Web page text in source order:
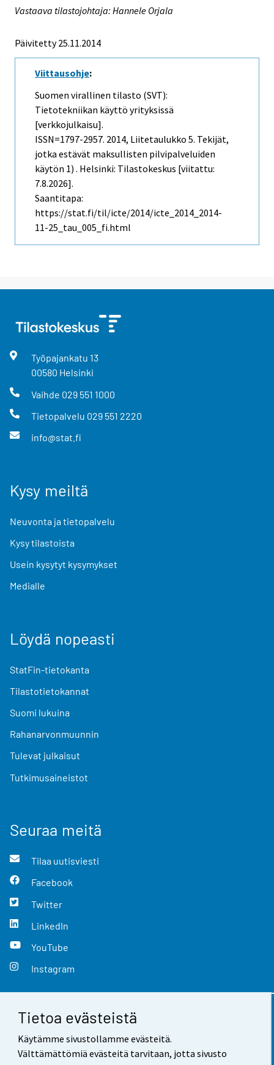
Tietoa evästeistä
Käytämme sivustollamme evästeitä.
Välttämättömiä evästeitä tarvitaan, jotta sivusto
Vastaava tilastojohtaja: Hannele Orjala
Päivitetty 25.11.2014
Viittausohje:
Suomen virallinen tilasto (SVT):
Tietotekniikan käyttö yrityksissä
[verkkojulkaisu].
ISSN=1797-2957. 2014, Liitetaulukko 5. Tekijät,
jotka estävät maksullisten pilvipalveluiden
käytön 1) . Helsinki: Tilastokeskus [viitattu:
7.8.2026].
Saantitapa:
https://stat.fi/til/icte/2014/icte_2014_2014-
11-25_tau_005_fi.html
Työpajankatu 13
00580 Helsinki
Vaihde 029 551 1000
Tietopalvelu 029 551 2220
info@stat.fi
Kysy meiltä
Neuvonta ja tietopalvelu
Kysy tilastoista
Usein kysytyt kysymykset
Medialle
Löydä nopeasti
StatFin-tietokanta
Tilastotietokannat
Suomi lukuina
Rahanarvonmuunnin
Tulevat julkaisut
Tutkimusaineistot
Seuraa meitä
Tilaa uutisviesti
Facebook
Twitter
LinkedIn
YouTube
Instagram
Yhteystiedot
Palaute